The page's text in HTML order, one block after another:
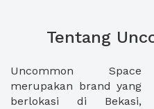
Tentang
Uncommon Space
merupakan brand yang
berlokasi di Bekasi,
merupakan penyedia
ruangan meeting, office